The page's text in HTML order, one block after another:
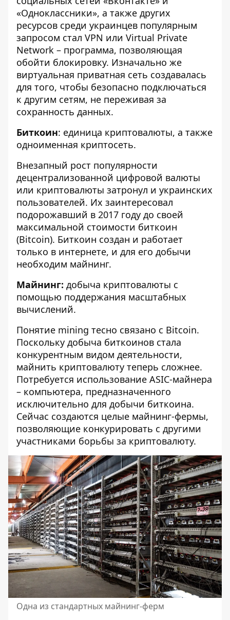
«Одноклассники», а также других
ресурсов среди украинцев популярным
запросом стал VPN или Virtual Private
Network – программа, позволяющая
обойти блокировку. Изначально же
виртуальная приватная сеть создавалась
для того, чтобы безопасно подключаться
к другим сетям, не переживая за
сохранность данных.
Биткоин: единица криптовалюты, а также
одноименная криптосеть.
Внезапный рост популярности
децентрализованной цифровой валюты
или криптовалюты затронул и украинских
пользователей. Их заинтересовал
подорожавший в 2017 году до своей
максимальной стоимости биткоин
(Bitcoin). Биткоин создан и работает
только в интернете, и для его добычи
необходим майнинг.
Майнинг: добыча криптовалюты с
помощью поддержания масштабных
вычислений.
Понятие mining тесно связано с Bitcoin.
Поскольку добыча биткоинов стала
конкурентным видом деятельности,
майнить криптовалюту теперь сложнее.
Потребуется использование ASIC-майнера
– компьютера, предназначенного
исключительно для добычи биткоина.
Сейчас создаются целые майнинг-фермы,
позволяющие конкурировать с другими
участниками борьбы за криптовалюту.
Одна из стандартных майнинг-ферм